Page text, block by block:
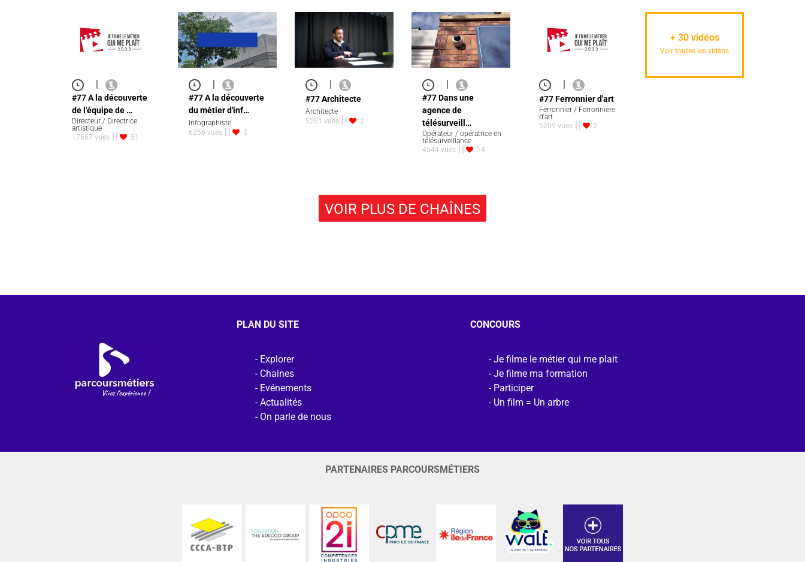
#77 A la découverte
de l'équipe de …
Directeur / Directrice
artistique
17667 vues
51
#77 A la découverte
du métier d'inf…
Infographiste
6256 vues
3
#77 Architecte
Architecte
5261 vues
2
#77 Dans une
agence de
télésurveill…
Opérateur / opératrice en
télésurveillance
4544 vues
14
#77 Ferronnier d'art
Ferronnier / Ferronnière
d'art
5209 vues
2
+ 30vidéos
Voir toutes les vidéos
VOIR PLUS DE CHAÎNES
PLAN DU SITE
Explorer
Chaines
Evénements
Actualités
On parle de nous
CONCOURS
Je filme le métier qui me plait
Je filme ma formation
Participer
Un film = Un arbre
PARTENAIRES PARCOURSMÉTIERS